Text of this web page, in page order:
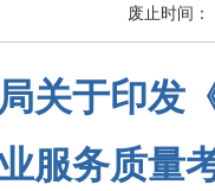
废止时间：
关于印发
服务质量